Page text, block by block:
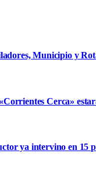
Municipio y
Cerca»
ya intervino en 15